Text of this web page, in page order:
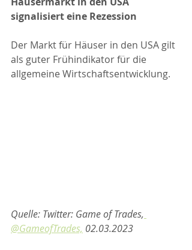
signalisiert eine Rezession
Der Markt für Häuser in den USA gilt
als guter Frühindikator für die
allgemeine Wirtschaftsentwicklung.
Quelle: Twitter: Game of Trades,
@GameofTrades, 02.03.2023